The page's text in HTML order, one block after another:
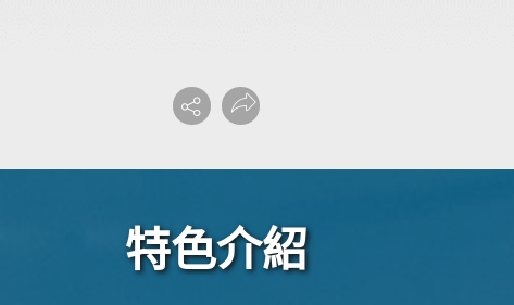
特色介紹